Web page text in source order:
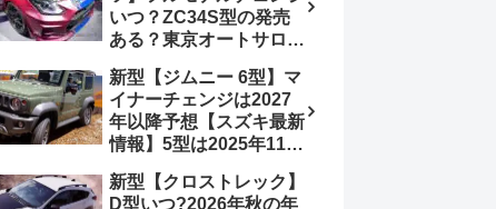
産開始に注目、「ギア」
のほか「コア」と「ツー
ル」、デリカD:5対抗の
クロスオーバーSUVミニ
バン
いつ？ZC34S型の発売
ある？東京オートサロン
エロー レヴはスイスポ
コンセプトか？ハイブリ
ッド化/重量増/価格アッ
プが争点【スズキ最新情
報】特別仕様車
「ZC33S Final
新型【ジムニー 6型】マ
イナーチェンジは2027
年以降予想【スズキ最新
情報】5型は2025年11月
ACC・スズキコネクト
新型【クロストレック】
D型いつ?2026年秋の年